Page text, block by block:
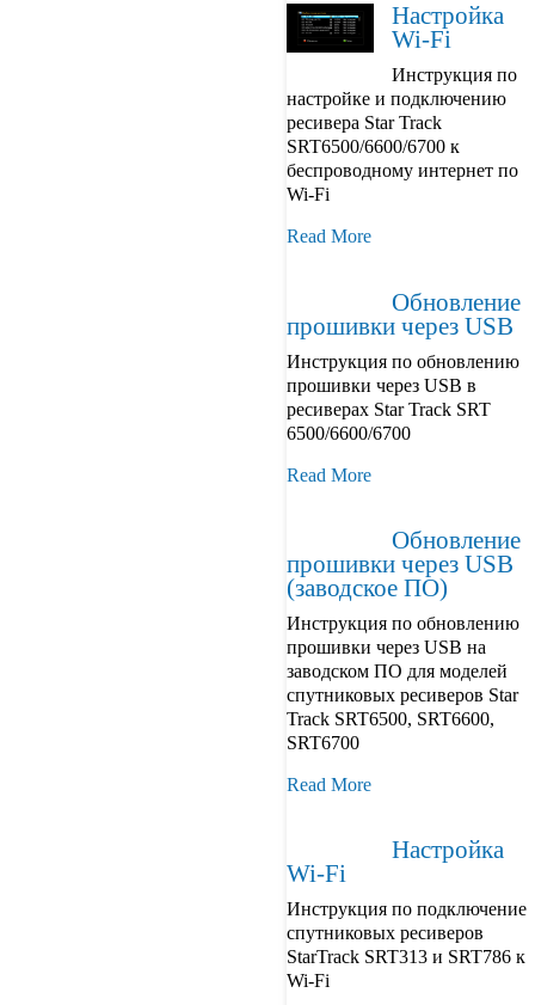
Настройка
Wi-Fi
Инструкция по
настройке и подключению
ресивера Star Track
SRT6500/6600/6700 к
беспроводному интернет по
Wi-Fi
Read More
Обновление
прошивки через USB
Инструкция по обновлению
прошивки через USB в
ресиверах Star Track SRT
6500/6600/6700
Read More
Обновление
прошивки через USB
(заводское ПО)
Инструкция по обновлению
прошивки через USB на
заводском ПО для моделей
спутниковых ресиверов Star
Track SRT6500, SRT6600,
SRT6700
Read More
Настройка
Wi-Fi
Инструкция по подключение
спутниковых ресиверов
StarTrack SRT313 и SRT786 к
Wi-Fi